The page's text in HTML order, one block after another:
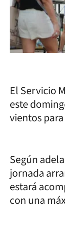
El Servicio
este
vientos
Según
jornada
estará
con una